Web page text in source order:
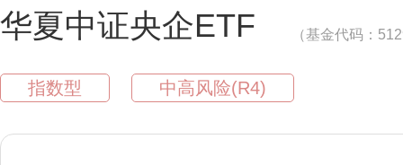
华夏中证央企ETF （基金代码：
指数型 中高风险(R4)